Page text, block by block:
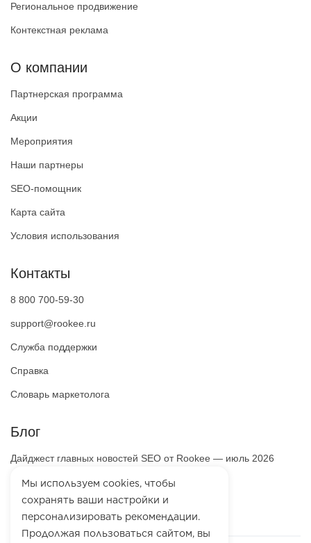
Мы используем cookies, чтобы
сохранять ваши настройки и
персонализировать рекомендации.
Продолжая пользоваться сайтом, вы
Блог
Дайджест главных новостей SEO от Rookee — июль 2026
ООО «Маркетинг-Платформа»
ОГРН1257100003863
Региональное продвижение
Контекстная реклама
О компании
Партнерская программа
Акции
Мероприятия
Наши партнеры
SEO-помощник
Карта сайта
Условия использования
Контакты
8 800 700-59-30
support@rookee.ru
Служба поддержки
Справка
Словарь маркетолога